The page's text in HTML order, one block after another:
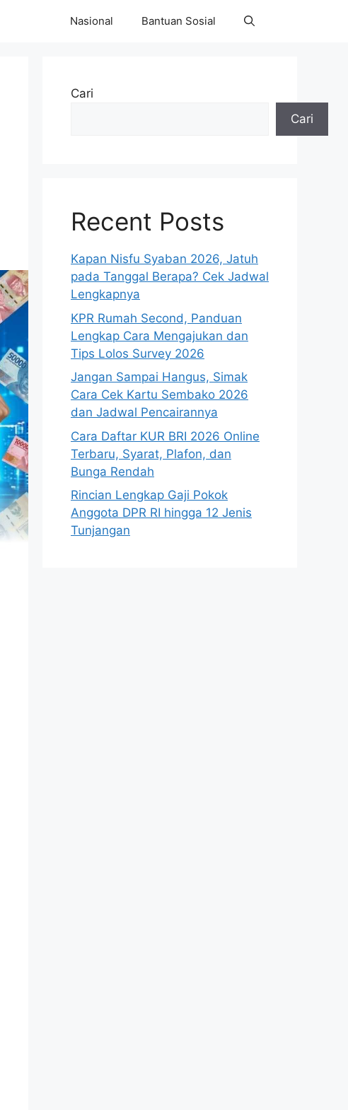
Nasional Bantuan Sosial
Cari
Cari
Recent Posts
Kapan Nisfu Syaban 2026, Jatuh
pada Tanggal Berapa? Cek Jadwal
Lengkapnya
KPR Rumah Second, Panduan
Lengkap Cara Mengajukan dan
Tips Lolos Survey 2026
Jangan Sampai Hangus, Simak
Cara Cek Kartu Sembako 2026
dan Jadwal Pencairannya
Cara Daftar KUR BRI 2026 Online
Terbaru, Syarat, Plafon, dan
Bunga Rendah
Rincian Lengkap Gaji Pokok
Anggota DPR RI hingga 12 Jenis
Tunjangan